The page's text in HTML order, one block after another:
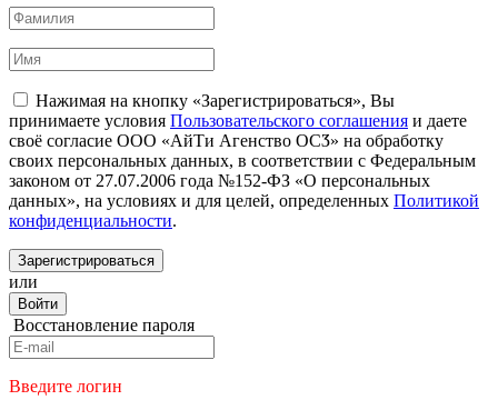
Нажимая на кнопку «Зарегистрироваться», Вы
принимаете условия Пользовательского соглашения и даете
своё согласие ООО «АйТи Агенство ОСӠ» на обработку
своих персональных данных, в соответствии с Федеральным
законом от 27.07.2006 года №152-ФЗ «О персональных
данных», на условиях и для целей, определенных Политикой
конфиденциальности.
Зарегистрироваться
или
Войти
Восстановление пароля
Введите логин